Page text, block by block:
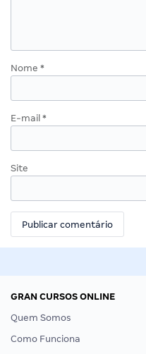
Nome *
E-mail *
Site
GRAN CURSOS ONLINE
Quem Somos
Como Funciona